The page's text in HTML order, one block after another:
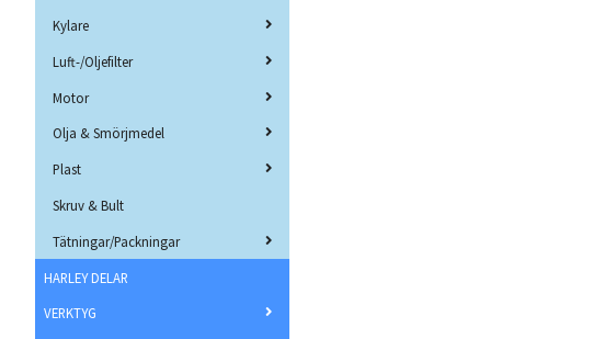
Kylare
Luft-/Oljefilter
Motor
Olja & Smörjmedel
Plast
Skruv & Bult
Tätningar/Packningar
HARLEY DELAR
VERKTYG